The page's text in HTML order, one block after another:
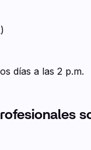
días a las 2 p.m.